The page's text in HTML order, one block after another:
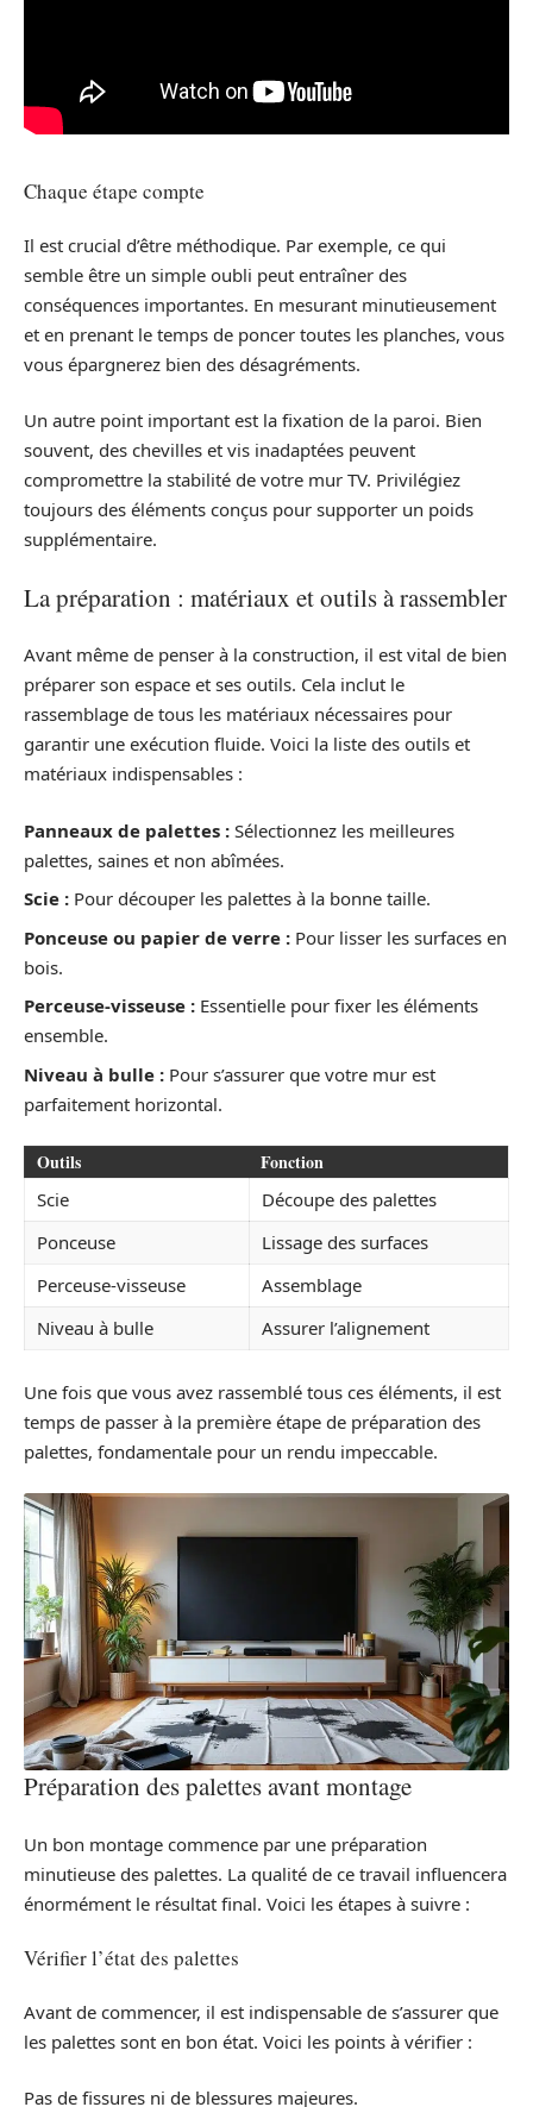
Chaque étape compte
Il est crucial d’être méthodique. Par exemple, ce qui
semble être un simple oubli peut entraîner des
conséquences importantes. En mesurant minutieusement
et en prenant le temps de poncer toutes les planches, vous
vous épargnerez bien des désagréments.
Un autre point important est la fixation de la paroi. Bien
souvent, des chevilles et vis inadaptées peuvent
compromettre la stabilité de votre mur TV. Privilégiez
toujours des éléments conçus pour supporter un poids
supplémentaire.
La préparation : matériaux et outils à rassembler
Avant même de penser à la construction, il est vital de bien
préparer son espace et ses outils. Cela inclut le
rassemblage de tous les matériaux nécessaires pour
garantir une exécution fluide. Voici la liste des outils et
matériaux indispensables :
Panneaux de palettes : Sélectionnez les meilleures
palettes, saines et non abîmées.
Scie : Pour découper les palettes à la bonne taille.
Ponceuse ou papier de verre : Pour lisser les surfaces en
bois.
Perceuse-visseuse : Essentielle pour fixer les éléments
ensemble.
Niveau à bulle : Pour s’assurer que votre mur est
parfaitement horizontal.
Outils Fonction
Scie
Découpe des palettes
Ponceuse
Lissage des surfaces
Perceuse-visseuse
Assemblage
Niveau à bulle
Assurer l’alignement
Une fois que vous avez rassemblé tous ces éléments, il est
temps de passer à la première étape de préparation des
palettes, fondamentale pour un rendu impeccable.
Préparation des palettes avant montage
Un bon montage commence par une préparation
minutieuse des palettes. La qualité de ce travail influencera
énormément le résultat final. Voici les étapes à suivre :
Vérifier l’état des palettes
Avant de commencer, il est indispensable de s’assurer que
les palettes sont en bon état. Voici les points à vérifier :
Pas de fissures ni de blessures majeures.